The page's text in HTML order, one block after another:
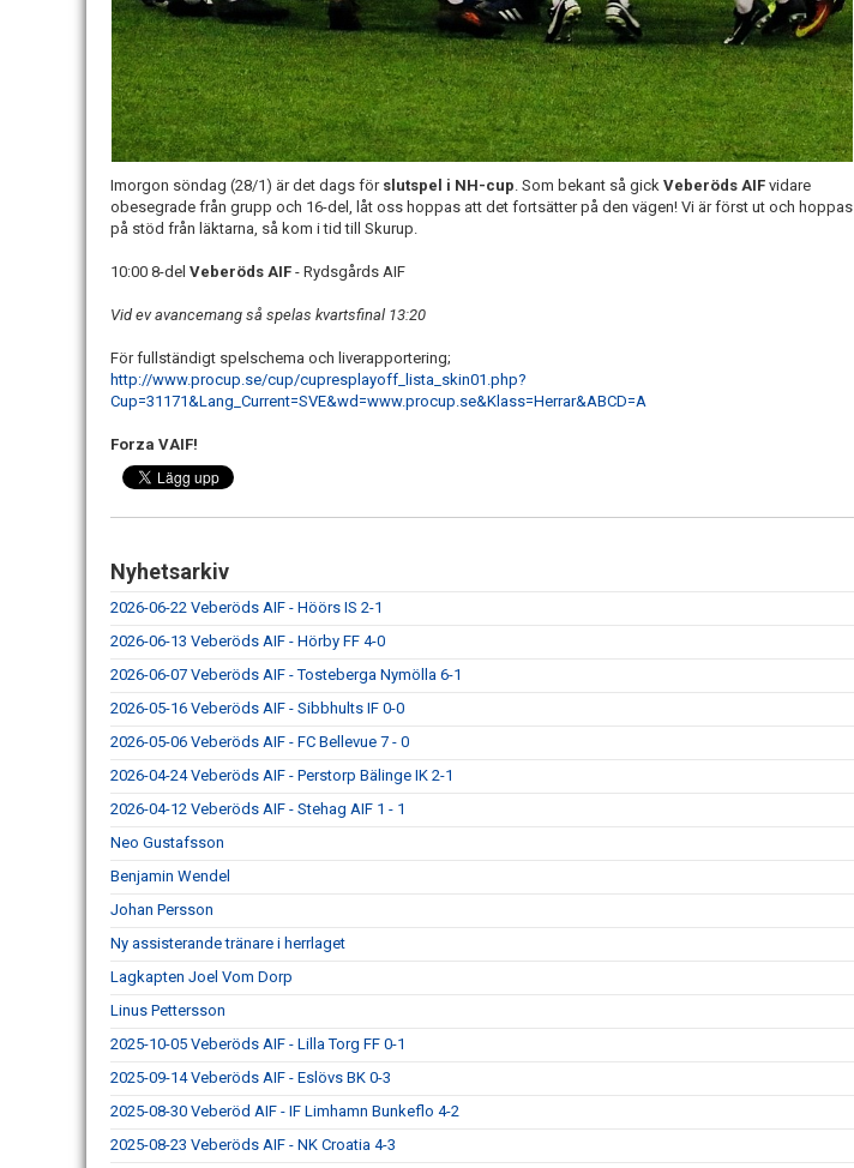
Imorgon söndag (28/1) är det dags för slutspel i NH-cup. Som bekant så gick Veberöds AIF vidare
obesegrade från grupp och 16-del, låt oss hoppas att det fortsätter på den vägen! Vi är först ut och hoppas
på stöd från läktarna, så kom i tid till Skurup.
10:00 8-del Veberöds AIF - Rydsgårds AIF
Vid ev avancemang så spelas kvartsfinal 13:20
För fullständigt spelschema och liverapportering;
http://www.procup.se/cup/cupresplayoff_lista_skin01.php?
Cup=31171&Lang_Current=SVE&wd=www.procup.se&Klass=Herrar&ABCD=A
Forza VAIF!
Nyhetsarkiv
2026-06-22 Veberöds AIF - Höörs IS 2-1
2026-06-13 Veberöds AIF - Hörby FF 4-0
2026-06-07 Veberöds AIF - Tosteberga Nymölla 6-1
2026-05-16 Veberöds AIF - Sibbhults IF 0-0
2026-05-06 Veberöds AIF - FC Bellevue 7 - 0
2026-04-24 Veberöds AIF - Perstorp Bälinge IK 2-1
2026-04-12 Veberöds AIF - Stehag AIF 1 - 1
Neo Gustafsson
Benjamin Wendel
Johan Persson
Ny assisterande tränare i herrlaget
Lagkapten Joel Vom Dorp
Linus Pettersson
2025-10-05 Veberöds AIF - Lilla Torg FF 0-1
2025-09-14 Veberöds AIF - Eslövs BK 0-3
2025-08-30 Veberöd AIF - IF Limhamn Bunkeflo 4-2
2025-08-23 Veberöds AIF - NK Croatia 4-3